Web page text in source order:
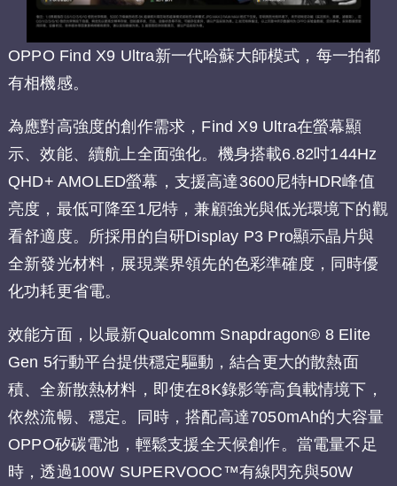
OPPO Find X9 Ultra新一代哈蘇大師模式，每一拍都
有相機感。
為應對高強度的創作需求，Find X9 Ultra在螢幕顯
示、效能、續航上全面強化。機身搭載6.82吋144Hz
QHD+ AMOLED螢幕，支援高達3600尼特HDR峰值
亮度，最低可降至1尼特，兼顧強光與低光環境下的觀
看舒適度。所採用的自研Display P3 Pro顯示晶片與
全新發光材料，展現業界領先的色彩準確度，同時優
化功耗更省電。
效能方面，以最新Qualcomm Snapdragon® 8 Elite
Gen 5行動平台提供穩定驅動，結合更大的散熱面
積、全新散熱材料，即使在8K錄影等高負載情境下，
依然流暢、穩定。同時，搭配高達7050mAh的大容量
OPPO矽碳電池，輕鬆支援全天候創作。當電量不足
時，透過100W SUPERVOOC™有線閃充與50W